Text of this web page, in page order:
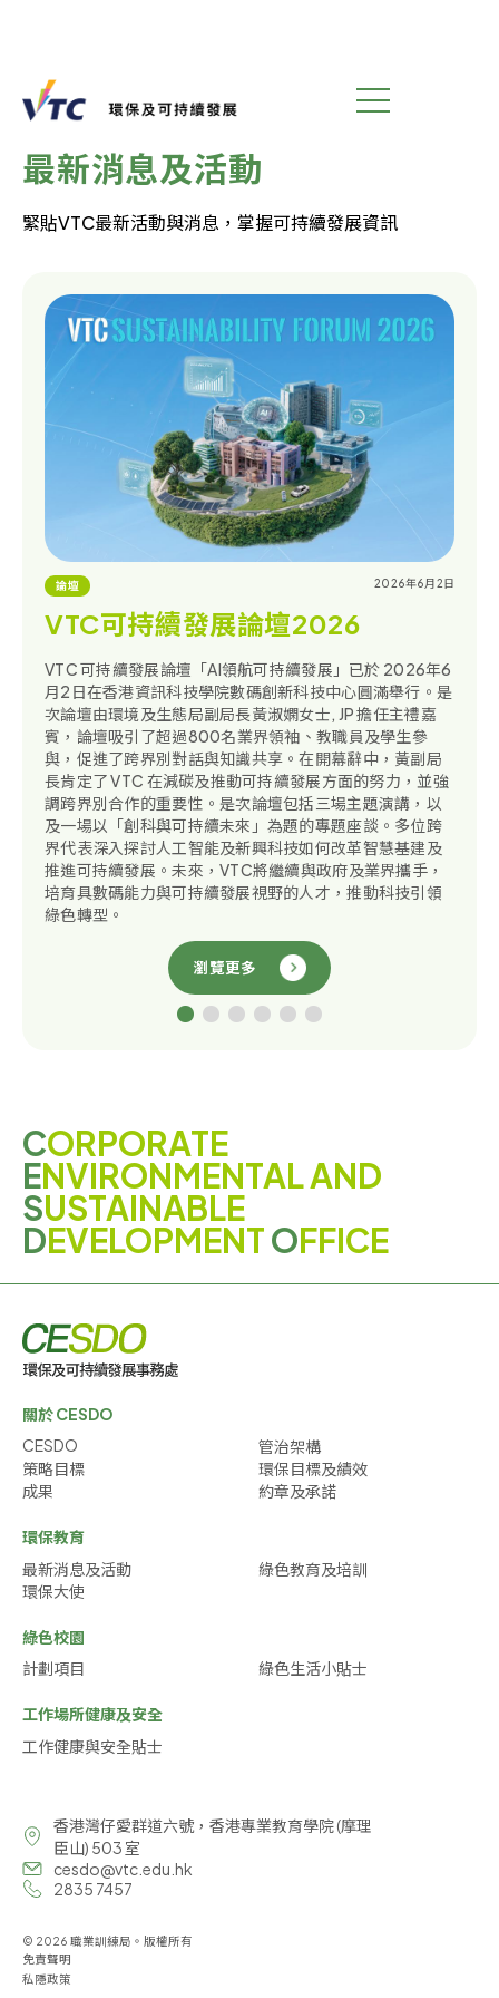
環保教育
最新消息及活動
緊貼VTC最新活動與消息，掌握可持續發展資訊
2026年6月2日
論壇
VTC可持續發展論壇2026
VTC 可持續發展論壇「AI領航可持續發展」已於 2026年6
月2日在香港資訊科技學院數碼創新科技中心圓滿舉行。是
次論壇由環境及生態局副局長黃淑嫻女士, JP 擔任主禮嘉
賓，論壇吸引了超過800名業界領袖、教職員及學生參
與，促進了跨界別對話與知識共享。在開幕辭中，黃副局
長肯定了 VTC 在減碳及推動可持續發展方面的努力，並強
調跨界別合作的重要性。是次論壇包括三場主題演講，以
及一場以「創科與可持續未來」為題的專題座談。多位跨
界代表深入探討人工智能及新興科技如何改革智慧基建及
推進可持續發展。未來，VTC將繼續與政府及業界攜手，
培育具數碼能力與可持續發展視野的人才，推動科技引領
綠色轉型。
瀏覽更多
CORPORATE
ENVIRONMENTAL AND
SUSTAINABLE
DEVELOPMENTOFFICE
關於 CESDO
CESDO
管治架構
策略目標
環保目標及績效
成果
約章及承諾
環保教育
最新消息及活動
綠色教育及培訓
環保大使
綠色校園
計劃項目
綠色生活小貼士
工作場所健康及安全
工作健康與安全貼士
香港灣仔愛群道六號，香港專業教育學院 (摩理
臣山) 503 室
cesdo@vtc.edu.hk
2835 7457
© 2026 職業訓練局。版權所有
免責聲明
私隱政策